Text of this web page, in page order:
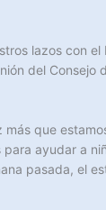
lazos con
del
más que
ayudar a
pasada, el